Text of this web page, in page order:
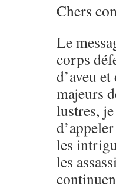
Chers
Le
corps
d’aveu
majeurs
lustres,
les
les